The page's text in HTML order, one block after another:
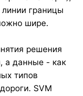
границы
шире.
решения
а данные - как
типов
SVM